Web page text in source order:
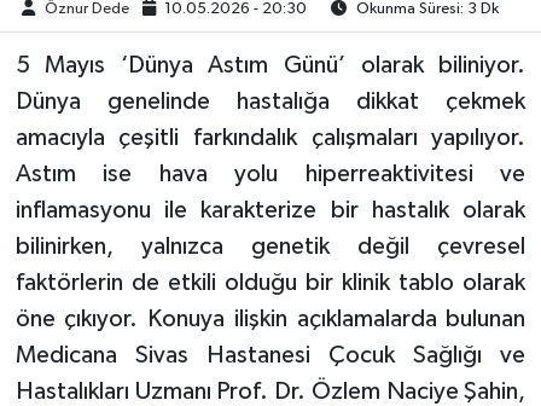
Öznur Dede 10.05.2026 - 20:30 Okunma Süresi: 3 Dk
5 Mayıs ‘Dünya Astım Günü’ olarak biliniyor.
Dünya genelinde hastalığa dikkat çekmek
amacıyla çeşitli farkındalık çalışmaları yapılıyor.
Astım ise hava yolu hiperreaktivitesi ve
inflamasyonu ile karakterize bir hastalık olarak
bilinirken, yalnızca genetik değil çevresel
faktörlerin de etkili olduğu bir klinik tablo olarak
öne çıkıyor. Konuya ilişkin açıklamalarda bulunan
Medicana Sivas Hastanesi Çocuk Sağlığı ve
Hastalıkları Uzmanı Prof. Dr. Özlem Naciye Şahin,